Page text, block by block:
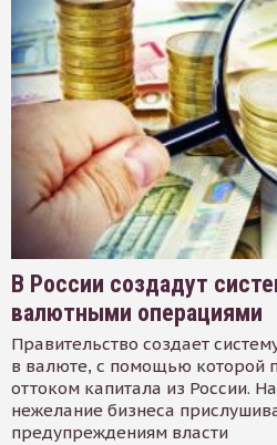
В России создадут
валютными операциями
Правительство создает
в валюте, с помощью которой
оттоком капитала из России.
нежелание бизнеса
предупреждениям власти